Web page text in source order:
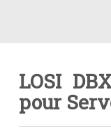
LOSI
pour